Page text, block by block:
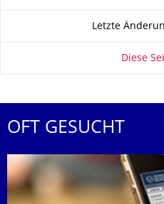
Letzte
Diese
OFT GESUCHT